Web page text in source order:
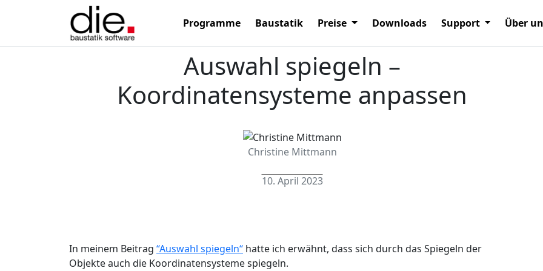
Programme Baustatik Preise Downloads Support Über
Auswahl spiegeln –
Koordinatensysteme anpassen
Christine Mittmann
10. April 2023
In meinem Beitrag “Auswahl spiegeln“ hatte ich erwähnt, dass sich durch das Spiegeln der
Objekte auch die Koordinatensysteme spiegeln.